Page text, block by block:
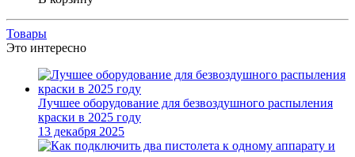
Товары
Это интересно
Лучшее оборудование для безвоздушного распыления
краски в 2025 году
13 декабря 2025